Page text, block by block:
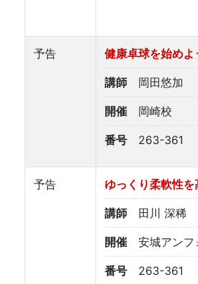
予告 健康卓球を始めよ
講師 岡田悠加
開催 岡崎校
番号 263-361
予告 ゆっくり柔軟性
講師 田川 深稀
開催 安城アンフ
番号 263-361